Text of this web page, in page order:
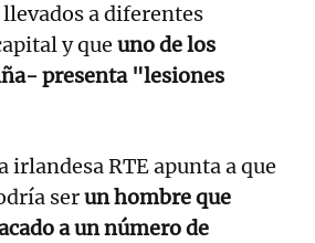
a diferentes
y que uno de los
presenta "lesiones
irlandesa RTE apunta a que
serun hombre que
a un número de